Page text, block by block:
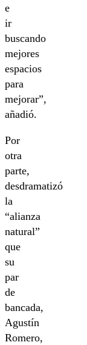
e
ir
buscando
mejores
espacios
para
mejorar”,
añadió.
Por
otra
parte,
desdramatizó
la
“alianza
natural”
que
su
par
de
bancada,
Agustín
Romero,